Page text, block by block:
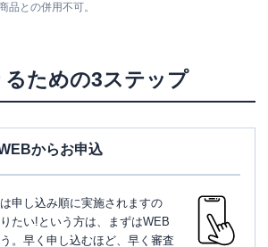
品との併用不可。
るための3ステップ
からお申込
申し込み順に実施されますの
たい!という方は、まずはWEB
。早く申し込むほど、早く審査